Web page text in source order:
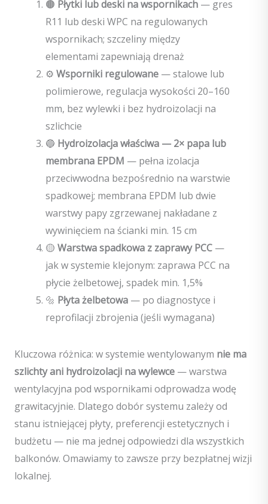
🟤 Płytki lub deski na wspornikach — gres
R11 lub deski WPC na regulowanych
wspornikach; szczeliny między
elementami zapewniają drenaż
⚙️ Wsporniki regulowane — stalowe lub
polimierowe, regulacja wysokości 20–160
mm, bez wylewki i bez hydroizolacji na
szlichcie
🔵 Hydroizolacja właściwa — 2× papa lub
membrana EPDM — pełna izolacja
przeciwwodna bezpośrednio na warstwie
spadkowej; membrana EPDM lub dwie
warstwy papy zgrzewanej nakładane z
wywinięciem na ścianki min. 15 cm
🟡 Warstwa spadkowa z zaprawy PCC —
jak w systemie klejonym: zaprawa PCC na
płycie żelbetowej, spadek min. 1,5%
🔩 Płyta żelbetowa — po diagnostyce i
reprofilacji zbrojenia (jeśli wymagana)
Kluczowa różnica: w systemie wentylowanym nie ma
szlichty ani hydroizolacji na wylewce — warstwa
wentylacyjna pod wspornikami odprowadza wodę
grawitacyjnie. Dlatego dobór systemu zależy od
stanu istniejącej płyty, preferencji estetycznych i
budżetu — nie ma jednej odpowiedzi dla wszystkich
balkonów. Omawiamy to zawsze przy bezpłatnej wizji
lokalnej.